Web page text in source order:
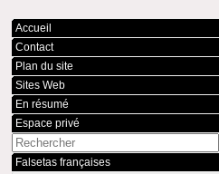
Accueil
Contact
Plan du site
Sites Web
En résumé
Espace privé
Falsetas françaises